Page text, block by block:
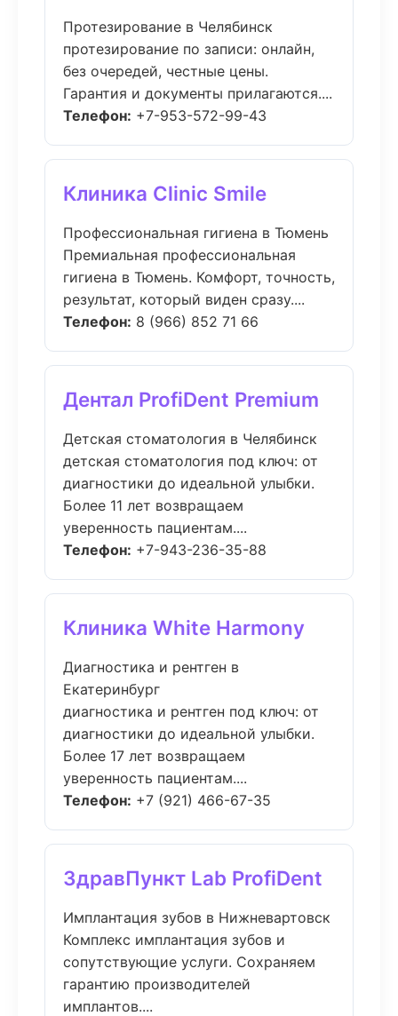
Протезирование в Челябинск
протезирование по записи: онлайн,
без очередей, честные цены.
Гарантия и документы прилагаются....
Телефон: +7-953-572-99-43
Клиника Clinic Smile
Профессиональная гигиена в Тюмень
Премиальная профессиональная
гигиена в Тюмень. Комфорт, точность,
результат, который виден сразу....
Телефон: 8 (966) 852 71 66
Дентал ProfiDent Premium
Детская стоматология в Челябинск
детская стоматология под ключ: от
диагностики до идеальной улыбки.
Более 11 лет возвращаем
уверенность пациентам....
Телефон: +7-943-236-35-88
Клиника White Harmony
Диагностика и рентген в
Екатеринбург
диагностика и рентген под ключ: от
диагностики до идеальной улыбки.
Более 17 лет возвращаем
уверенность пациентам....
Телефон: +7 (921) 466-67-35
ЗдравПункт Lab ProfiDent
Имплантация зубов в Нижневартовск
Комплекс имплантация зубов и
сопутствующие услуги. Сохраняем
гарантию производителей
имплантов....